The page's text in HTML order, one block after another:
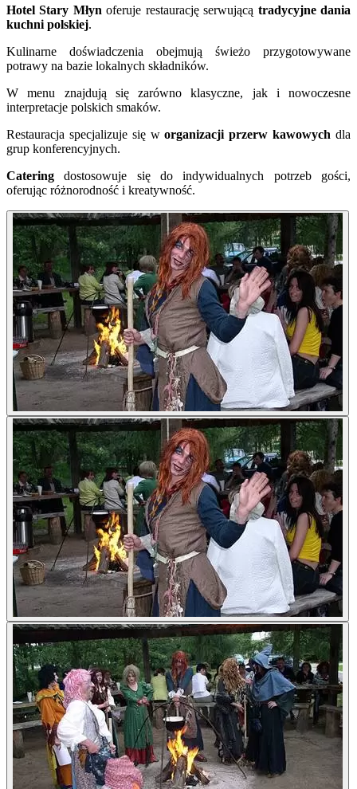
Hotel Stary Młyn oferuje restaurację serwującą tradycyjne dania
kuchni polskiej.
Kulinarne doświadczenia obejmują świeżo przygotowywane
potrawy na bazie lokalnych składników.
W menu znajdują się zarówno klasyczne, jak i nowoczesne
interpretacje polskich smaków.
Restauracja specjalizuje się worganizacji przerw kawowych dla
grup konferencyjnych.
Cateringdostosowuje się do indywidualnych potrzeb gości,
oferując różnorodność i kreatywność.